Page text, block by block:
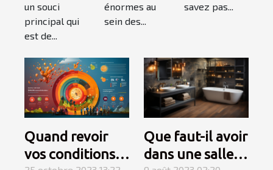
un souci
principal qui
est de...
énormes au
sein des...
savez pas...
Quand revoir
vos conditions
Que faut-il avoir
dans une salle